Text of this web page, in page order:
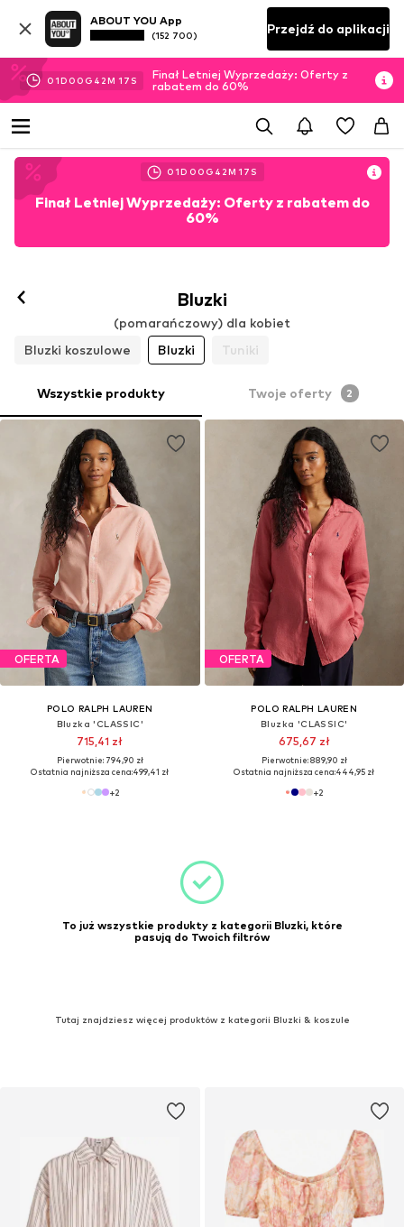
ABOUT YOU App
(152 700) Przejdź do aplikacji
01D 00 G 42M 17 S
Finał Letniej Wyprzedaży: Oferty z
rabatem do 60%
01D 00 G 42M 17 S
Finał Letniej Wyprzedaży: Oferty z rabatem do
60%
Bluzki
(pomarańczowy) dla kobiet
Bluzki koszulowe
Bluzki Tuniki
Wszystkie produkty Twoje oferty 2
OFERTA
POLO RALPH LAUREN
Bluzka 'CLASSIC'
715,41 zł
Pierwotnie: 794,90 zł
Ostatnia najniższa cena:499,41 zł
+2
OFERTA
POLO RALPH LAUREN
Bluzka 'CLASSIC'
675,67 zł
Pierwotnie: 889,90 zł
Ostatnia najniższa cena:444,95 zł
+2
To już wszystkie produkty z kategorii Bluzki, które
pasują do Twoich filtrów
Tutaj znajdziesz więcej produktów z kategorii Bluzki & koszule